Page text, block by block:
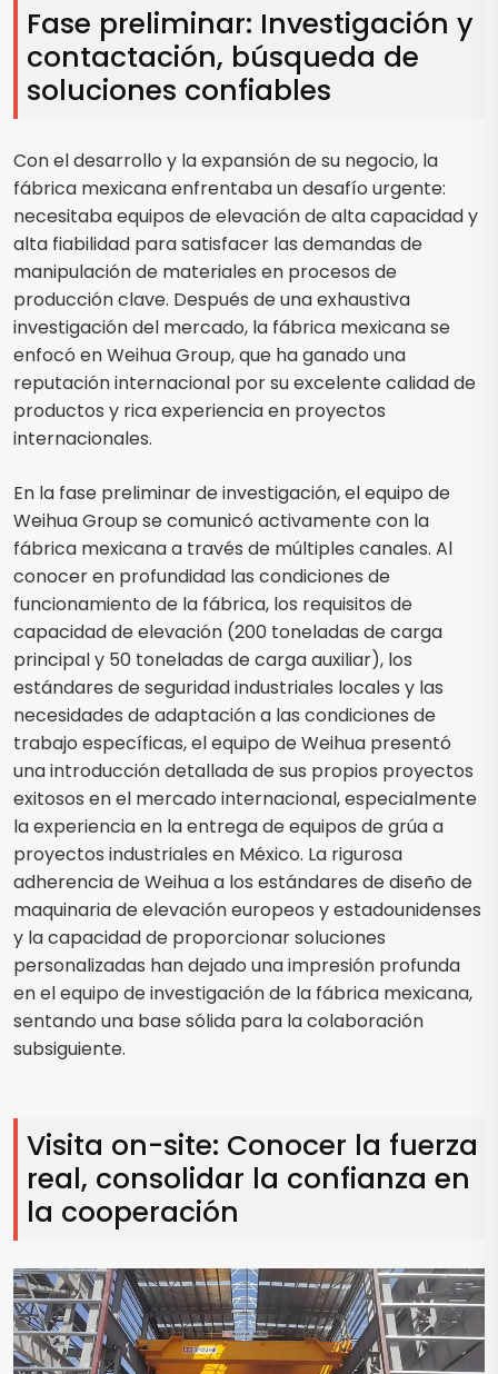
Fase preliminar: Investigación y
contactación, búsqueda de
soluciones confiables
Con el desarrollo y la expansión de su negocio, la
fábrica mexicana enfrentaba un desafío urgente:
necesitaba equipos de elevación de alta capacidad y
alta fiabilidad para satisfacer las demandas de
manipulación de materiales en procesos de
producción clave. Después de una exhaustiva
investigación del mercado, la fábrica mexicana se
enfocó en Weihua Group, que ha ganado una
reputación internacional por su excelente calidad de
productos y rica experiencia en proyectos
internacionales.
En la fase preliminar de investigación, el equipo de
Weihua Group se comunicó activamente con la
fábrica mexicana a través de múltiples canales. Al
conocer en profundidad las condiciones de
funcionamiento de la fábrica, los requisitos de
capacidad de elevación (200 toneladas de carga
principal y 50 toneladas de carga auxiliar), los
estándares de seguridad industriales locales y las
necesidades de adaptación a las condiciones de
trabajo específicas, el equipo de Weihua presentó
una introducción detallada de sus propios proyectos
exitosos en el mercado internacional, especialmente
la experiencia en la entrega de equipos de grúa a
proyectos industriales en México. La rigurosa
adherencia de Weihua a los estándares de diseño de
maquinaria de elevación europeos y estadounidenses
y la capacidad de proporcionar soluciones
personalizadas han dejado una impresión profunda
en el equipo de investigación de la fábrica mexicana,
sentando una base sólida para la colaboración
subsiguiente.
Visita on-site: Conocer la fuerza
real, consolidar la confianza en
la cooperación